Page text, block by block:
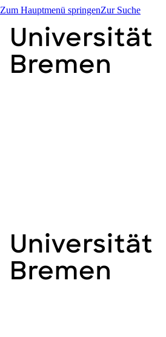
Zum Hauptmenü springenZur Suche